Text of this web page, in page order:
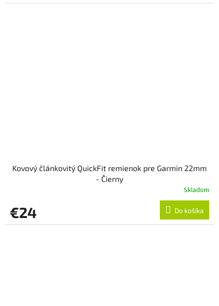
Kovový článkovitý QuickFit remienok pre Garmin 22mm
- Čierny
Skladom
€24 Do košíka